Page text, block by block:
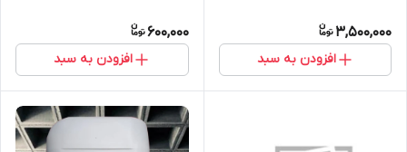
3,500,000
افزودن به سبد
600,000
افزودن به سبد